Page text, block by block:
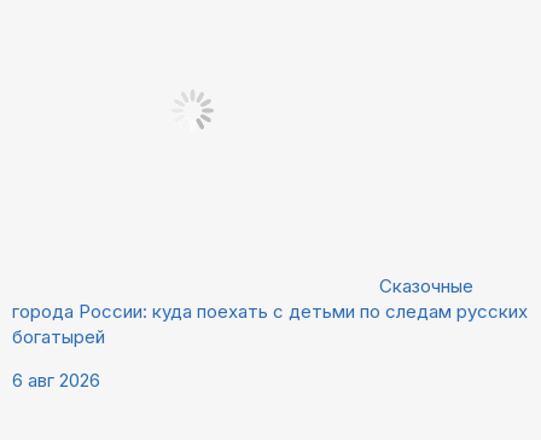
Сказочные
города России: куда поехать с детьми по следам русских
богатырей
6 авг 2026